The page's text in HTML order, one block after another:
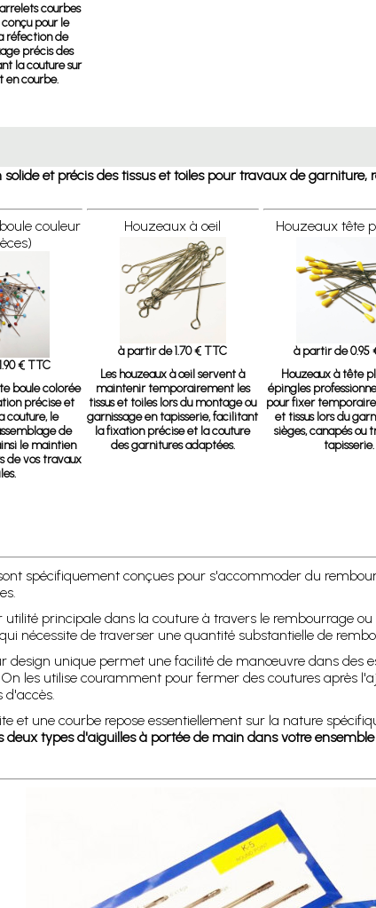
courbes
conçu pour le
réfection de
précis des
la couture sur
en courbe.
et précis des tissus et toiles pour travaux de
couleur
€ TTC
boule colorée
précise et
couture, le
de
le maintien
de vos travaux
Houzeaux à oeil
à partir de 1.70 € TTC
Les houzeaux à œil servent à
maintenir temporairement les
tissus et toiles lors du montage ou
garnissage en tapisserie, facilitant
la fixation précise et la couture
des garnitures adaptées.
Houzeaux tête
à partir de 0.95
Houzeaux à tête
épingles
pour fixer
et tissus lors du
sièges, canapés ou
tapisserie.
spécifiquement conçues pour s'accommoder du
principale dans la couture à travers le rembourrage
nécessite de traverser une quantité substantielle de
design unique permet une facilité de manœuvre dans des
les utilise couramment pour fermer des coutures après
d'accès.
et une courbe repose essentiellement sur la nature
deux types d'aiguilles à portée de main dans votre